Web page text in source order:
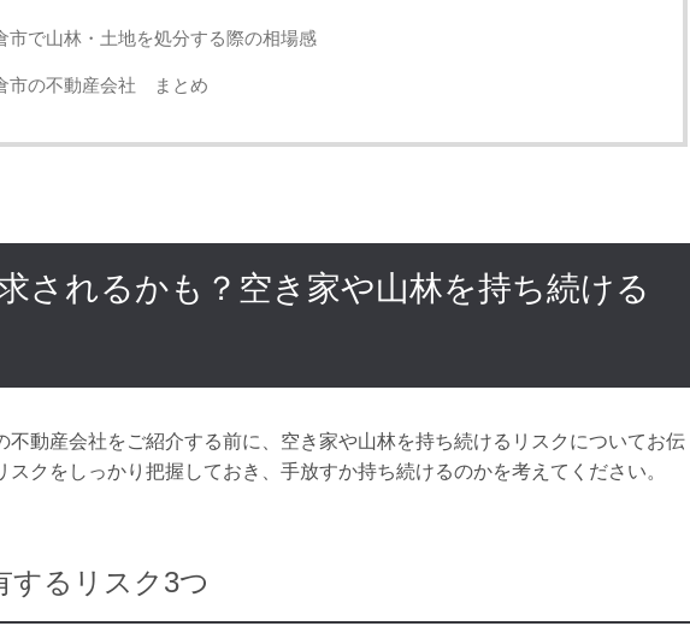
市で山林・土地を処分する際の相場感
市の不動産会社 まとめ
されるかも？空き家や山林を持ち続ける
不動産会社をご紹介する前に、空き家や山林を持ち続けるリスクについてお伝
スクをしっかり把握しておき、手放すか持ち続けるのかを考えてください。
するリスク3つ